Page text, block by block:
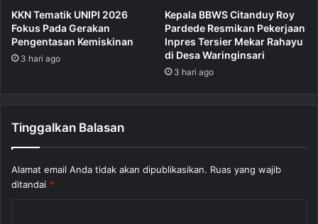
KKN Tematik UNIPI 2026
Fokus Pada Gerakan
Pengentasan Kemiskinan
3 hari ago
Kepala BBWS Citanduy Roy
Pardede Resmikan Pekerjaan
Inpres Tersier Mekar Rahayu
di Desa Waringinsari
3 hari ago
Tinggalkan Balasan
Alamat email Anda tidak akan dipublikasikan. Ruas yang wajib
ditandai *